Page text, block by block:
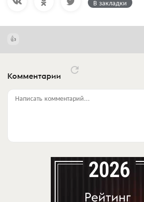
В закладки
Комментарии
Написать комментарий...